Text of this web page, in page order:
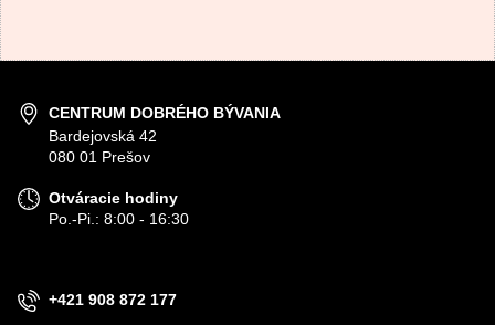
CENTRUM DOBRÉHO BÝVANIA
Bardejovská 42
080 01 Prešov
Otváracie hodiny
Po.-Pi.: 8:00 - 16:30
+421 908 872 177